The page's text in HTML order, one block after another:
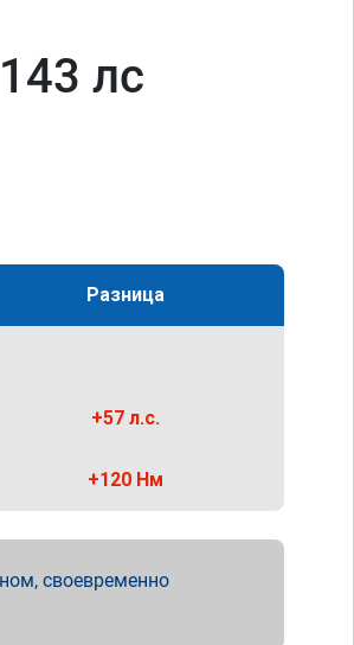
лс
Разница
+57 л.с.
+120 Нм
своевременно